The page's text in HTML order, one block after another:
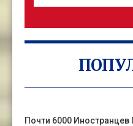
Почти 6000